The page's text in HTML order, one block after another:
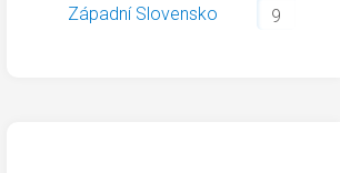
Západní Slovensko 9